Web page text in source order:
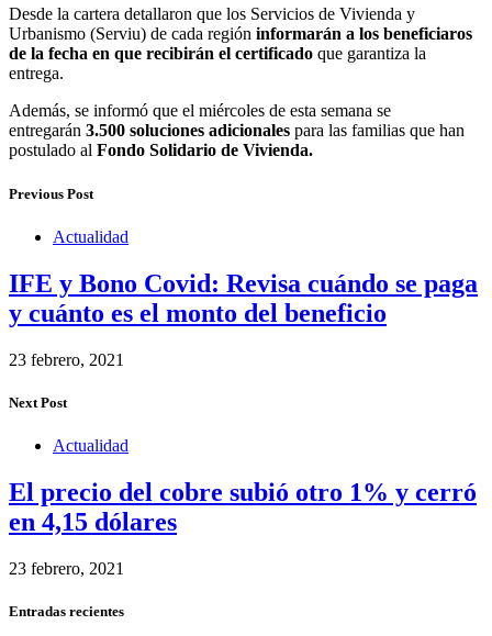
Desde la cartera detallaron que los Servicios de Vivienda y
Urbanismo (Serviu) de cada región informarán a los beneficiaros
de la fecha en que recibirán el certificado que garantiza la
entrega.
Además, se informó que el miércoles de esta semana se
entregarán 3.500 soluciones adicionales para las familias que han
postulado al Fondo Solidario de Vivienda.
Previous Post
Actualidad
IFE y Bono Covid: Revisa cuándo se paga
y cuánto es el monto del beneficio
23 febrero, 2021
Next Post
Actualidad
El precio del cobre subió otro 1% y cerró
en 4,15 dólares
23 febrero, 2021
Entradas recientes